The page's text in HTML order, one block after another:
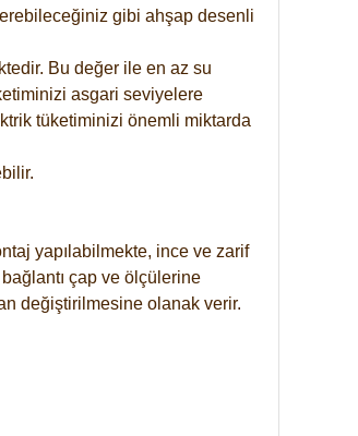
gibi ahşap desenli
Bu değer ile en az su
asgari seviyelere
tüketiminizi önemli miktarda
yapılabilmekte, ince ve zarif
çap ve ölçülerine
değiştirilmesine olanak verir.